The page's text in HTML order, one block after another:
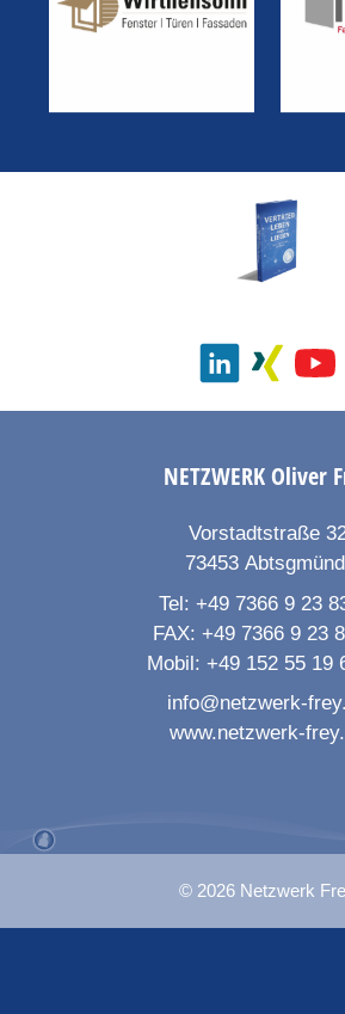
NETZWERKOliver
Vorstadtstraße
73453 Abtsgmünd
Tel: +49 7366 9 23
FAX: +49 7366 9 23
Mobil: +49 152 55 19
info@netzwerk-
www.netzwerk-
© 2026 Netzwerk